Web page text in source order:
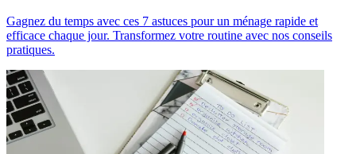
Gagnez du temps avec ces 7 astuces pour un ménage rapide et
efficace chaque jour. Transformez votre routine avec nos conseils
pratiques.